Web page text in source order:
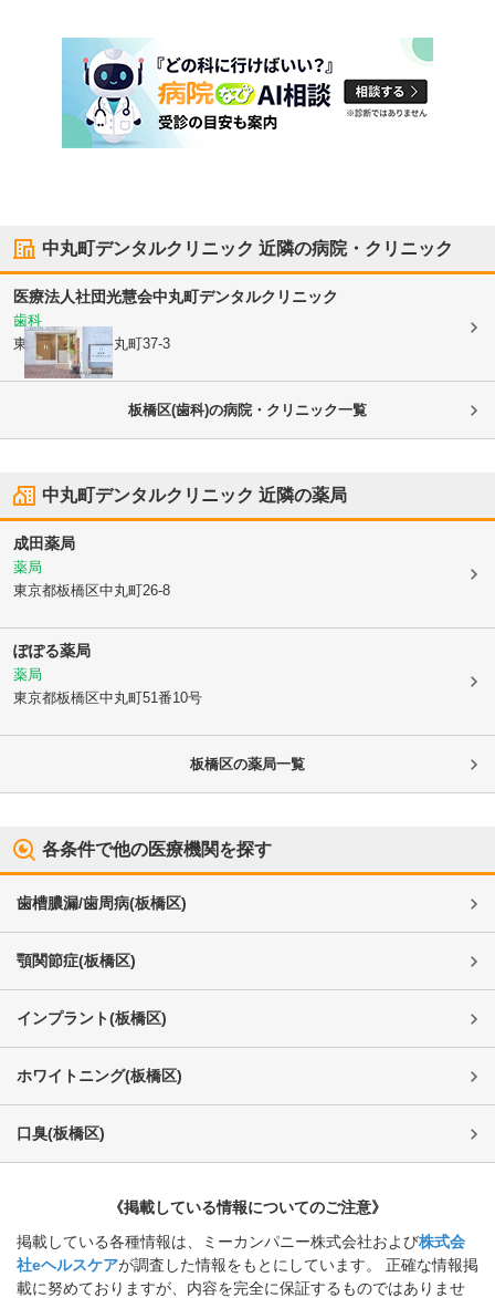
中丸町デンタルクリニック 近隣の病院・クリニック
医療法人社団光慧会中丸町デンタルクリニック
歯科
東京都板橋区中丸町37-3
板橋区(歯科)の病院・クリニック一覧
中丸町デンタルクリニック 近隣の薬局
成田薬局
薬局
東京都板橋区中丸町26-8
ぽぽる薬局
薬局
東京都板橋区中丸町51番10号
板橋区の薬局一覧
各条件で他の医療機関を探す
歯槽膿漏/歯周病(板橋区)
顎関節症(板橋区)
インプラント(板橋区)
ホワイトニング(板橋区)
口臭(板橋区)
《掲載している情報についてのご注意》
掲載している各種情報は、ミーカンパニー株式会社および株式会
社eヘルスケアが調査した情報をもとにしています。 正確な情報掲
載に努めておりますが、内容を完全に保証するものではありませ